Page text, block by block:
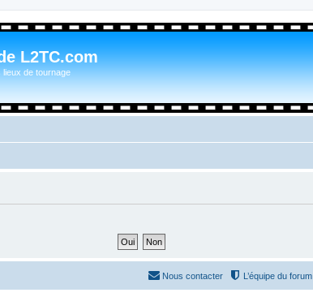
L2TC.com
de tournage
L’équipe du forum
Nous contacter